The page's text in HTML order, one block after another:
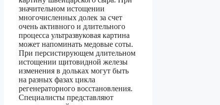
значительном истощении
многочисленных долек за счет
очень активного и длительного
процесса ультразвуковая картина
может напоминать медовые соты.
При персистирующем длительном
истощении щитовидной железы
изменения в дольках могут быть
на разных фазах цикла
регенераторного восстановления.
Специалисты представляют